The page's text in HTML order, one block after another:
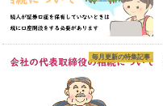
毎月更新の特集記事